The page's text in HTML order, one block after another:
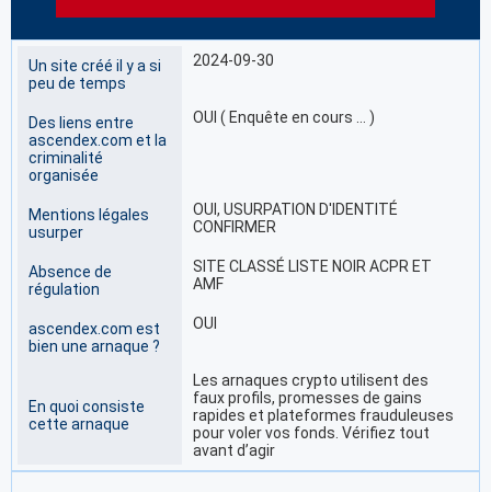
Un site créé il y a si
peu de temps
2024-09-30
Des liens entre
ascendex.com et la
criminalité
organisée
OUI ( Enquête en cours … )
Mentions légales
usurper
OUI, USURPATION D'IDENTITÉ
CONFIRMER
Absence de
régulation
SITE CLASSÉ LISTE NOIR ACPR ET
AMF
ascendex.com est
bien une arnaque ?
OUI
En quoi consiste
cette arnaque
Les arnaques crypto utilisent des
faux profils, promesses de gains
rapides et plateformes frauduleuses
pour voler vos fonds. Vérifiez tout
avant d’agir